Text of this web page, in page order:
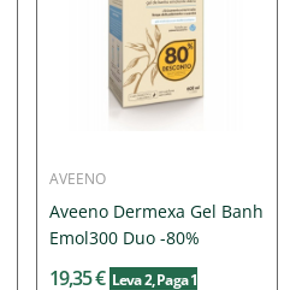
AVEENO
Aveeno Dermexa Gel Banh
Emol300 Duo -80%
19,35 € Leva 2, Paga 1